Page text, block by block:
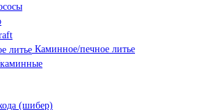
Каминное/печное литье
(шибер)